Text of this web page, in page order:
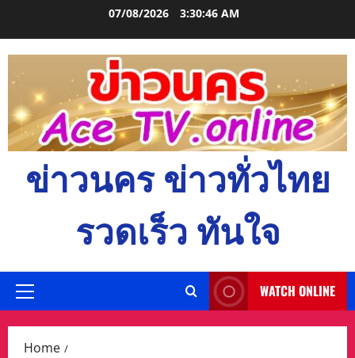
07/08/2026 3:30:47 AM
ข่าวนคร ข่าวทั่วไทย
รวดเร็ว ทันใจ
Primary
WATCH ONLINE
Home